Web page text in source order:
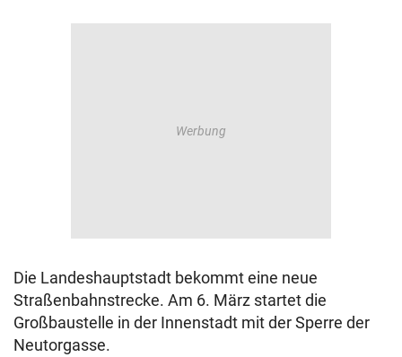
Die Landeshauptstadt bekommt eine neue
Straßenbahnstrecke. Am 6. März startet die
Großbaustelle in der Innenstadt mit der Sperre der
Neutorgasse.